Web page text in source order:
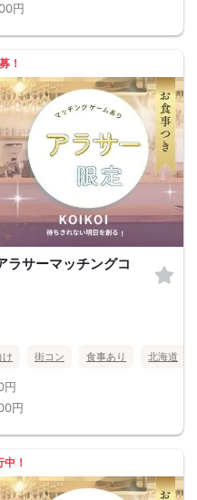
円
！
ラサーマッチングコ
街コン 食事あり 北海道
円
円
！